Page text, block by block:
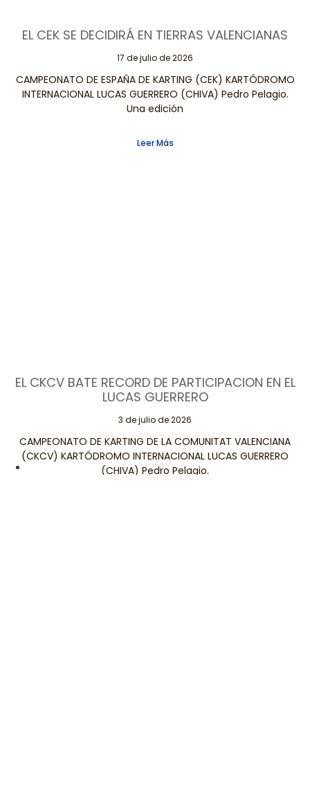
EL CEK SE DECIDIRÁ EN TIERRAS VALENCIANAS
17 de julio de 2026
CAMPEONATO DE ESPAÑA DE KARTING (CEK) KARTÓDROMO
INTERNACIONAL LUCAS GUERRERO (CHIVA) Pedro Pelagio.
Una edición
Leer Más
EL CKCV BATE RECORD DE PARTICIPACION EN EL
LUCAS GUERRERO
3 de julio de 2026
CAMPEONATO DE KARTING DE LA COMUNITAT VALENCIANA
(CKCV) KARTÓDROMO INTERNACIONAL LUCAS GUERRERO
(CHIVA) Pedro Pelagio.